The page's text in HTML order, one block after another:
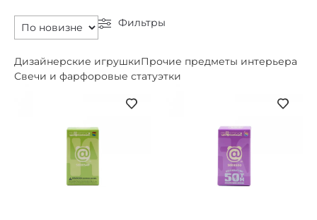
Фильтры
Дизайнерские игрушкиПрочие предметы интерьера
Свечи и фарфоровые статуэтки